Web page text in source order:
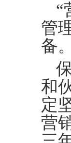
“
管
备。
和
定
营